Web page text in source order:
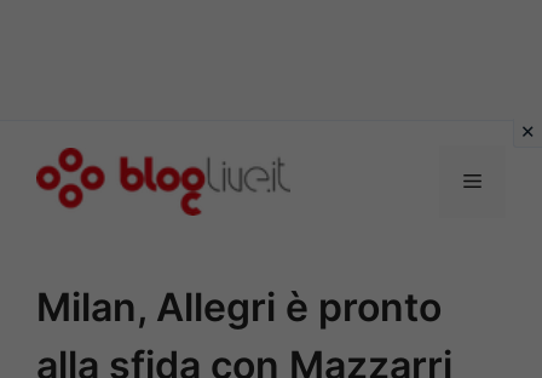
Menu
Milan, Allegri è pronto
alla sfida con Mazzarri